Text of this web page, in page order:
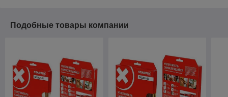
Подобные товары компании